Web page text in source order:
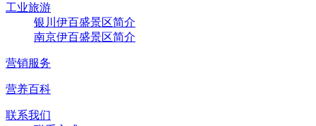
工业旅游
银川伊百盛景区简介
南京伊百盛景区简介
营销服务
营养百科
联系我们